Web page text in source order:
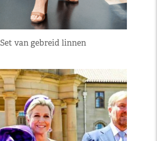
Set van gebreid linnen